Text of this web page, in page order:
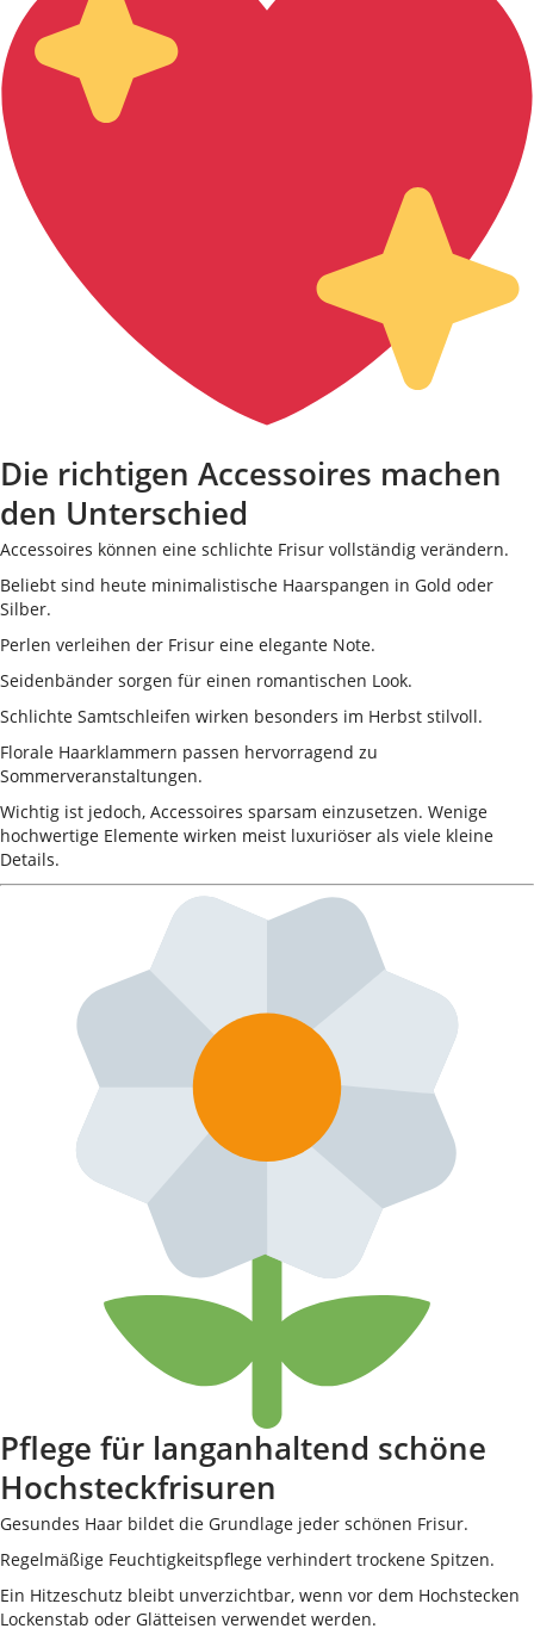
Die richtigen Accessoires machen
den Unterschied
Accessoires können eine schlichte Frisur vollständig verändern.
Beliebt sind heute minimalistische Haarspangen in Gold oder
Silber.
Perlen verleihen der Frisur eine elegante Note.
Seidenbänder sorgen für einen romantischen Look.
Schlichte Samtschleifen wirken besonders im Herbst stilvoll.
Florale Haarklammern passen hervorragend zu
Sommerveranstaltungen.
Wichtig ist jedoch, Accessoires sparsam einzusetzen. Wenige
hochwertige Elemente wirken meist luxuriöser als viele kleine
Details.
Pflege für langanhaltend schöne
Hochsteckfrisuren
Gesundes Haar bildet die Grundlage jeder schönen Frisur.
Regelmäßige Feuchtigkeitspflege verhindert trockene Spitzen.
Ein Hitzeschutz bleibt unverzichtbar, wenn vor dem Hochstecken
Lockenstab oder Glätteisen verwendet werden.